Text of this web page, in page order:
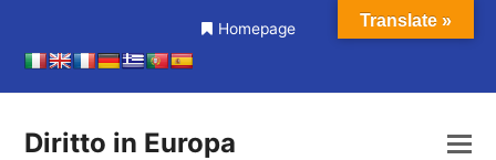
Homepage
Diritto in Europa
Translate »